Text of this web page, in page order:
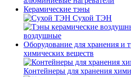
Керамические тэны
Сухой ТЭН
воздушные
Оборудование для хранения и
химических веществ
Контейнеры для хранения